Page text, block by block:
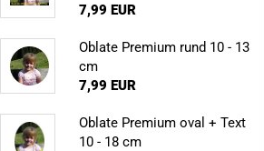
7,99 EUR
Oblate Premium rund 10 - 13
cm
7,99 EUR
Oblate Premium oval + Text
10 - 18 cm